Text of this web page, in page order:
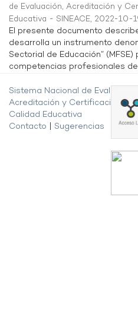
de Evaluación, Acreditación y
Educativa - SINEACE, 2022-10-
El presente documento
desarrolla un instrumento
Sectorial de Educación”
competencias profesionales del
Sistema Nacional de Evaluación,
Acreditación y Certificación de
Calidad Educativa
Contacto
Sugerencias